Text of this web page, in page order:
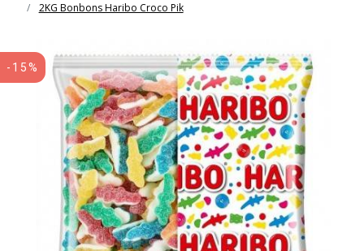
2KG Bonbons Haribo Croco Pik
-15%